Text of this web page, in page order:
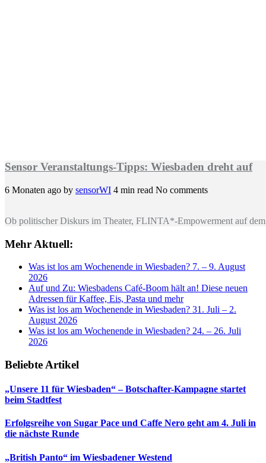
Sensor Veranstaltungs-Tipps: Wiesbaden dreht auf
6 Monaten ago by sensorWI 4 min read No comments
Ob politischer Diskurs im Theater, FLINTA*-Empowerment auf
Mehr Aktuell:
Was ist los am Wochenende in Wiesbaden? 7. – 9. August
2026
Auf und Zu: Wiesbadens Café-Boom hält an! Diese neuen
Adressen für Kaffee, Eis, Pasta und mehr
Was ist los am Wochenende in Wiesbaden? 31. Juli – 2.
August 2026
Was ist los am Wochenende in Wiesbaden? 24. – 26. Juli
2026
Beliebte Artikel
„Unsere 11 für Wiesbaden“ – Botschafter-Kampagne startet
beim Stadtfest
Erfolgsreihe von Sugar Pace und Caffe Nero geht am 4. Juli in
die nächste Runde
„British Panto“ im Wiesbadener Westend